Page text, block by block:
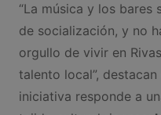
“La música y los bares
de socialización, y no
orgullo de vivir en
talento local”,
iniciativa responde a